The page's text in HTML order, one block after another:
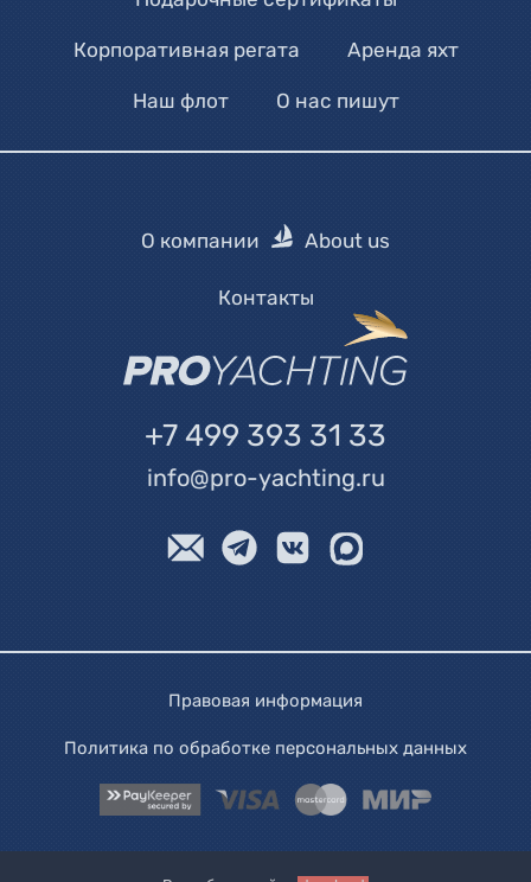
Корпоративная регата Аренда яхт
Наш флот О нас пишут
О компании About us
Контакты
+7 499 393 31 33
info@pro-yachting.ru
Правовая информация
Политика по обработке персональных данных